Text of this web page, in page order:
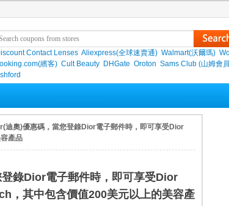
Contact Lenses Aliexpress(全球速賣通) Walmart(沃爾瑪)
繽客) Cult Beauty DHGate Oroton Sams Club (山姆會
迪奧)優惠碼，當您登錄Dior電子郵件時，即可享受Dior
產品
錄Dior電子郵件時，即可享受Dior
，其中包含價值200美元以上的美容產